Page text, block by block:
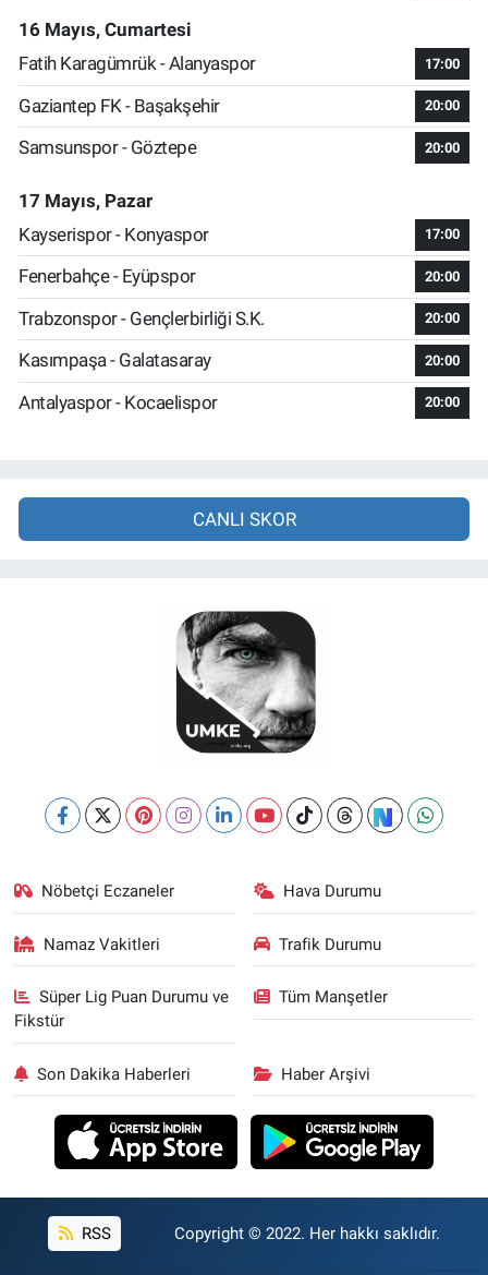
16 Mayıs, Cumartesi
Fatih Karagümrük - Alanyaspor
17:00
Gaziantep FK - Başakşehir 20:00
Samsunspor - Göztepe 20:00
17 Mayıs, Pazar
Kayserispor - Konyaspor
17:00
Fenerbahçe - Eyüpspor 20:00
Trabzonspor - Gençlerbirliği S.K. 20:00
Kasımpaşa - Galatasaray 20:00
Antalyaspor - Kocaelispor 20:00
CANLI SKOR
Nöbetçi Eczaneler Hava Durumu
Namaz Vakitleri Trafik Durumu
Süper Lig Puan Durumu ve
Fikstür
Tüm Manşetler
Son Dakika Haberleri Haber Arşivi
RSS Copyright © 2022. Her hakkı saklıdır.